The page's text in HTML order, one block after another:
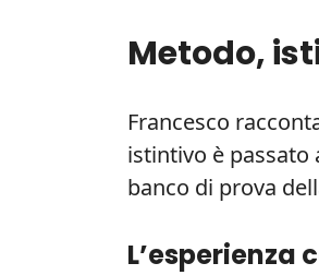
Metodo,
Francesco
istintivo è passato
banco di prova
L’esperienza